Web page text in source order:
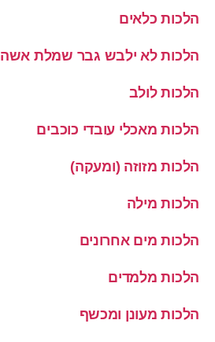
הלכות כלאים
הלכות לא ילבש גבר שמלת אשה
הלכות לולב
הלכות מאכלי עובדי כוכבים
הלכות מזוזה (ומעקה)
הלכות מילה
הלכות מים אחרונים
הלכות מלמדים
הלכות מעונן ומכשף